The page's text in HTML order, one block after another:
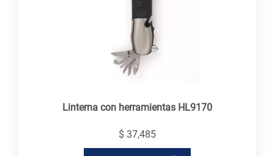
Linterna con herramientas HL9170
$ 37,485